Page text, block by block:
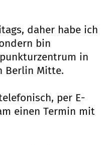
daher habe ich
bin
in
Berlin Mitte.
per E-
einen Termin mit